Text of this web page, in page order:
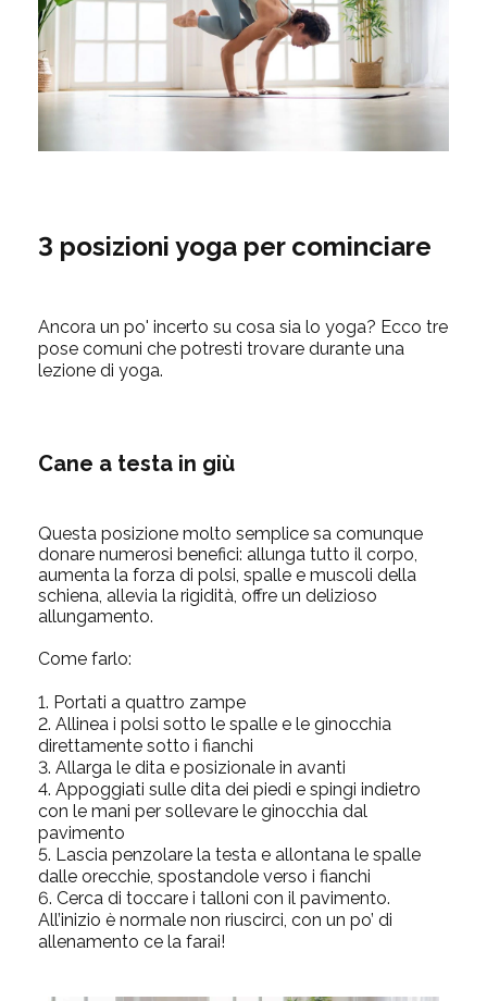
3 posizioni yoga per cominciare
Ancora un po' incerto su cosa sia lo yoga? Ecco tre
pose comuni che potresti trovare durante una
lezione di yoga.
Cane a testa in giù
Questa posizione molto semplice sa comunque
donare numerosi benefici: allunga tutto il corpo,
aumenta la forza di polsi, spalle e muscoli della
schiena, allevia la rigidità, offre un delizioso
allungamento.
Come farlo:
1. Portati a quattro zampe
2. Allinea i polsi sotto le spalle e le ginocchia
direttamente sotto i fianchi
3. Allarga le dita e posizionale in avanti
4. Appoggiati sulle dita dei piedi e spingi indietro
con le mani per sollevare le ginocchia dal
pavimento
5. Lascia penzolare la testa e allontana le spalle
dalle orecchie, spostandole verso i fianchi
6. Cerca di toccare i talloni con il pavimento.
All’inizio è normale non riuscirci, con un po’ di
allenamento ce la farai!